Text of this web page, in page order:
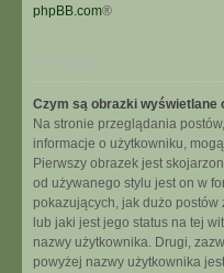
phpBB.com®
Czym są obrazki wyświetlane
Na stronie przeglądania
informacje o użytkowniku,
Pierwszy obrazek jest
od używanego stylu jest on w
pokazujących, jak dużo postów
lub jaki jest jego status na tej
nazwy użytkownika. Drugi,
powyżej nazwy użytkownika